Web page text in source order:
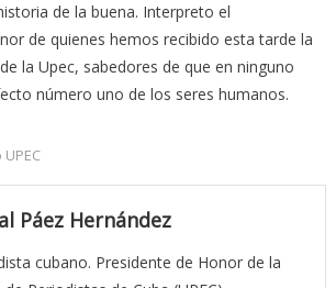
de la buena. Interpreto el
de quienes hemos recibido esta tarde la
la Upec, sabedores de que en ninguno
número uno de los seres humanos.
Páez Hernández
cubano. Presidente de Honor de la